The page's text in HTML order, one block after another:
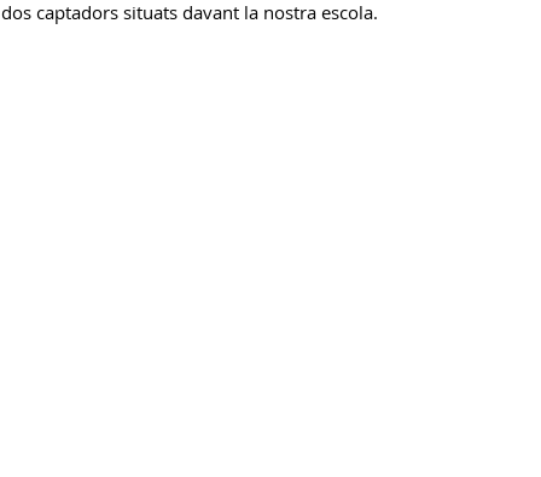
dos captadors situats davant la nostra escola.